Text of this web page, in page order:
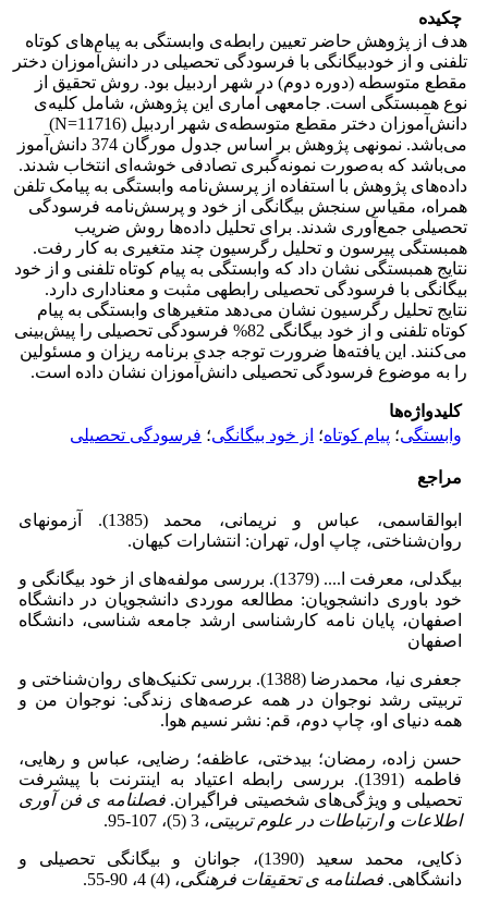
چکیده
هدف از پژوهش حاضر تعیین رابطه‌ی وابستگی به پیام‌های کوتاه
تلفنی و از خودبیگانگی با فرسودگی تحصیلی در دانش‌آموزان دختر
مقطع متوسطه (دوره دوم) در شهر اردبیل بود. روش تحقیق از
نوع همبستگی است. جامعه­ی آماری این پژوهش، شامل کلیه‌ی
دانش‌آموزان دختر مقطع متوسطه‌ی شهر اردبیل (11716=N)
می‌باشد. نمونه­ی پژوهش بر اساس جدول مورگان 374 دانش‌آموز
می‌باشد که به‌صورت نمونه‌گبری تصادفی خوشه‌ای انتخاب شدند.
داده‌های پژوهش با استفاده از پرسش‌نامه وابستگی به پیامک تلفن
همراه، مقیاس سنجش بیگانگی از خود و پرسش‌نامه فرسودگی
تحصیلی جمع‌آوری شدند. برای تحلیل داده‌ها روش ضریب
همبستگی پیرسون و تحلیل رگرسیون چند متغیری به کار رفت.
نتایج همبستگی نشان داد که وابستگی به پیام کوتاه تلفنی و از خود
بیگانگی با فرسودگی تحصیلی رابطه­ی مثبت و معناداری دارد.
نتایج تحلیل رگرسیون نشان می‌دهد متغیرهای وابستگی به پیام
کوتاه تلفنی و از خود بیگانگی 82% فرسودگی تحصیلی را پیش‌بینی
می‌کنند. این یافته‌ها ضرورت توجه جدی برنامه ریزان و مسئولین
را به موضوع فرسودگی تحصیلی دانش‌آموزان نشان داده است.
کلیدواژه‌ها
وابستگی؛ پیام کوتاه؛ از خود بیگانگی؛ فرسودگی تحصیلی
مراجع
ابوالقاسمی، عباس و نریمانی، محمد (1385). آزمونهای
روان‌شناختی، چاپ اول، تهران: انتشارات کیهان.
بیگدلی، معرفت ا.... (1379). بررسی مولفه‌های از خود بیگانگی و
خود باوری دانشجویان: مطالعه موردی دانشجویان در دانشگاه
اصفهان، پایان نامه کارشناسی ارشد جامعه شناسی، دانشگاه
اصفهان
جعفری نیا، محمدرضا (1388). بررسی تکنیک‌های روان‌شناختی و
تربیتی رشد نوجوان در همه عرصه‌های زندگی: نوجوان من و
همه دنیای او، چاپ دوم، قم: نشر نسیم هوا.
حسن زاده، رمضان؛ بیدختی، عاظفه؛ رضایی، عباس و رهایی،
فاطمه (1391). بررسی رابطه اعتیاد به اینترنت با پیشرفت
تحصیلی و ویژگی‌های شخصیتی فراگیران.فصلنامه ی فن آوری
اطلاعات و ارتباطات در علوم تربیتی، 3 (5)، 107-95.
ذکایی، محمد سعید (1390)، جوانان و بیگانگی تحصیلی و
دانشگاهی. فصلنامه ی تحقیقات فرهنگی، (4) 4، 90-55.